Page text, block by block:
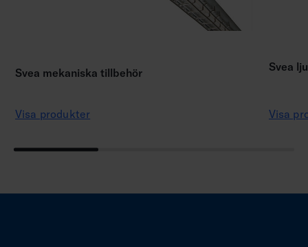
Svea mekaniska tillbehör
Visa produkter
Svea
Visa